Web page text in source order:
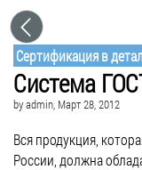
Сертификация в
Система
byadmin, Март 28, 2012
Вся продукция,
России, должна